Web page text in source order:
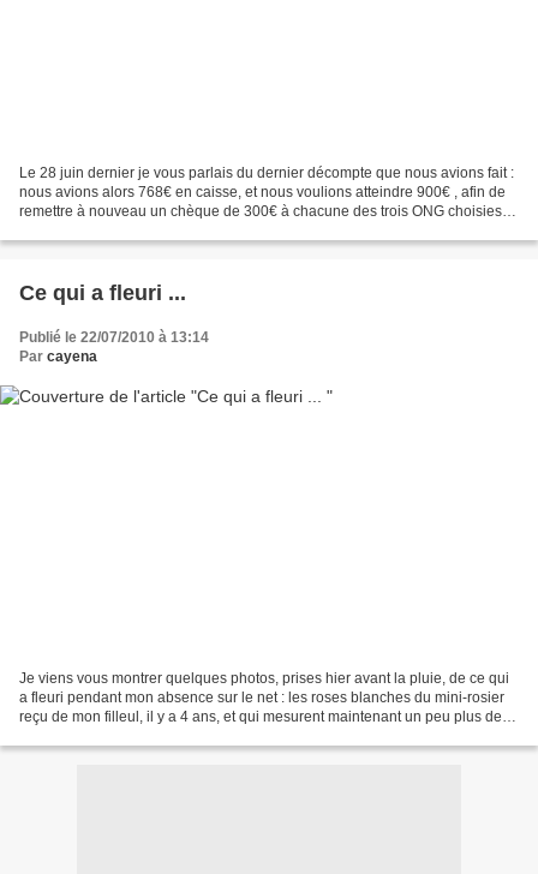
Le 28 juin dernier je vous parlais du dernier décompte que nous avions fait :
nous avions alors 768€ en caisse, et nous voulions atteindre 900€ , afin de
remettre à nouveau un chèque de 300€ à chacune des trois ONG choisies :
Ce qui a fleuri ...
Publié le 22/07/2010 à 13:14
Par cayena
Je viens vous montrer quelques photos, prises hier avant la pluie, de ce qui
a fleuri pendant mon absence sur le net : les roses blanches du mini-rosier
reçu de mon filleul, il y a 4 ans, et qui mesurent maintenant un peu plus de